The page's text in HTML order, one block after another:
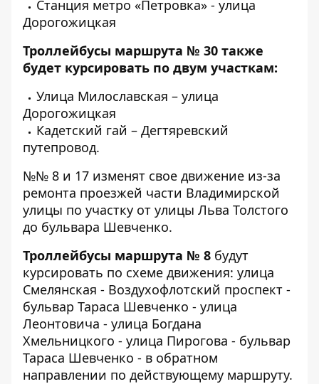
Станция метро «Петровка» - улица
Дорогожицкая
Троллейбусы маршрута № 30 также
будет курсировать по двум участкам:
Улица Милославская – улица
Дорогожицкая
Кадетский гай – Дегтяревский
путепровод.
№№ 8 и 17 изменят свое движение из-за
ремонта проезжей части Владимирской
улицы по участку от улицы Льва Толстого
до бульвара Шевченко.
Троллейбусы маршрута № 8 будут
курсировать по схеме движения: улица
Смелянская - Воздухофлотский проспект -
бульвар Тараса Шевченко - улица
Леонтовича - улица Богдана
Хмельницкого - улица Пирогова - бульвар
Тараса Шевченко - в обратном
направлении по действующему маршруту.